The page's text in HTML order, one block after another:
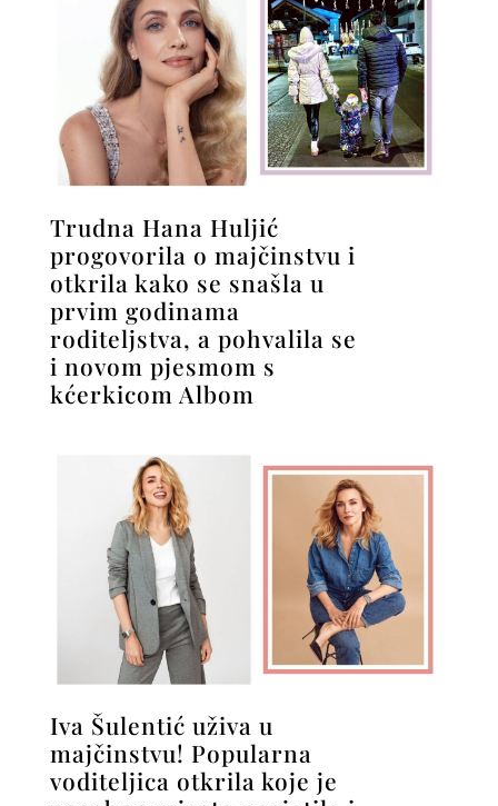
Trudna Hana Huljić
progovorila o majčinstvu i
otkrila kako se snašla u
prvim godinama
roditeljstva, a pohvalila se
i novom pjesmom s
kćerkicom Albom
Iva Šulentić uživa u
majčinstvu! Popularna
voditeljica otkrila koje je